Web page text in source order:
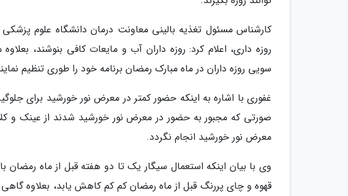
کارشناس مسئول تغذیه بالینی معاونت درمان دانشگاه علوم پزشکی
روزه داری، اعلام کرد: روزه داران آب و مایعات کافی بنوشند،
سویی روزه داران در ماه مبارک رمضان برنامه خود را طوری تنظیم
غفوری با اشاره به اینکه حضور کمتر در معرض نور خورشید برای
صورتی که مجبور به حضور در معرض نور خورشید شدند از عینک و
معرض نور خورشید انجام نگردد.
وی با بیان اینکه استعمال سیگار یک تا دو هفته قبل از ماه
قهوه و چای پررنگ قبل از ماه رمضان کم کم کاهش یابد،